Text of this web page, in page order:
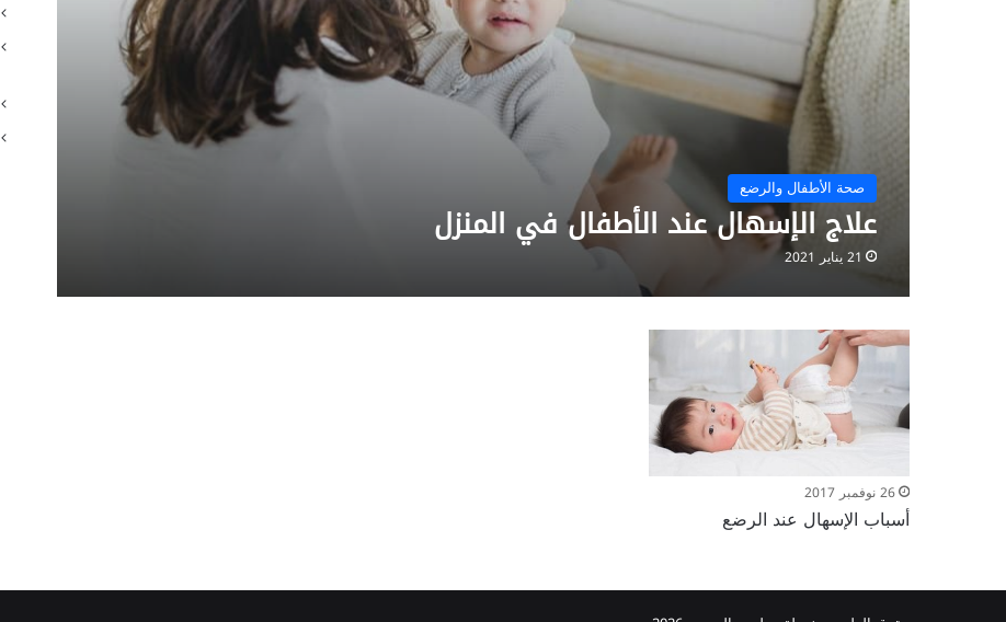
صحة الأطفال والرضع
علاج الإسهال عند الأطفال في المنزل
21 يناير 2021
26 نوفمبر 2017
أسباب الإسهال عند الرضع